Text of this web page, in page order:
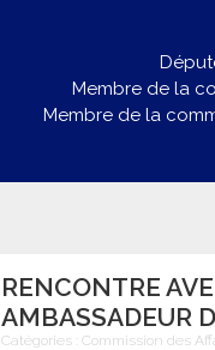
Membre de la
Membre de la
RENCONTRE
AMBASSADEUR
Catégories : Commission des